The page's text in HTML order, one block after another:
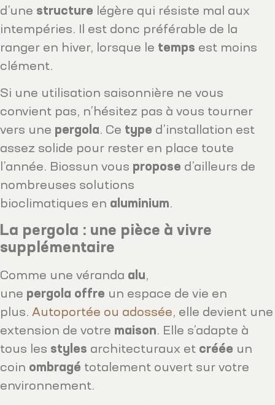
d’une structure légère qui résiste mal aux
intempéries. Il est donc préférable de la
ranger en hiver, lorsque le temps est moins
clément.
Si une utilisation saisonnière ne vous
convient pas, n’hésitez pas à vous tourner
vers une pergola. Ce type d’installation est
assez solide pour rester en place toute
l’année. Biossun vous propose d’ailleurs de
nombreuses solutions
bioclimatiques en aluminium.
La pergola : une pièce à vivre
supplémentaire
Comme une véranda alu,
une pergola offre un espace de vie en
plus. Autoportée ou adossée, elle devient une
extension de votre maison. Elle s’adapte à
tous les styles architecturaux et créée un
coin ombragé totalement ouvert sur votre
environnement.